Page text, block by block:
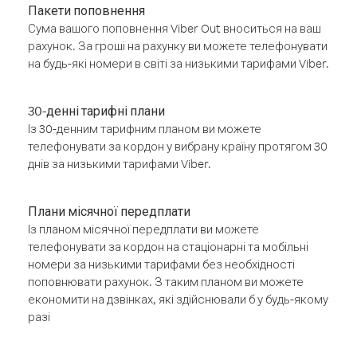
Пакети поповнення
Сума вашого поповнення Viber Out вноситься на ваш
рахунок. За гроші на рахунку ви можете телефонувати
на будь-які номери в світі за низькими тарифами Viber.
30-денні тарифні плани
Із 30-денним тарифним планом ви можете
телефонувати за кордон у вибрану країну протягом 30
днів за низькими тарифами Viber.
Плани місячної передплати
Із планом місячної передплати ви можете
телефонувати за кордон на стаціонарні та мобільні
номери за низькими тарифами без необхідності
поповнювати рахунок. З таким планом ви можете
економити на дзвінках, які здійснювали б у будь-якому
разі